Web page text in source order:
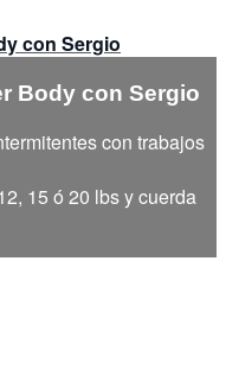
con Sergio
Body con Sergio
con trabajos
15 ó 20 lbs y cuerda